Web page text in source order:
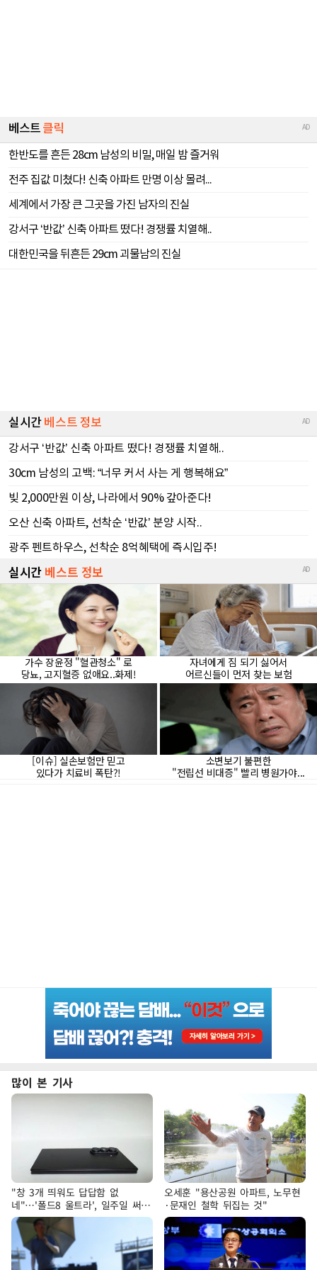
많이 본 기사
"창 3개 띄워도 답답함 없
네"…'폴드8 울트라', 일주일 써보
니
오세훈 "용산공원 아파트, 노무현
·문재인 철학 뒤집는 것"